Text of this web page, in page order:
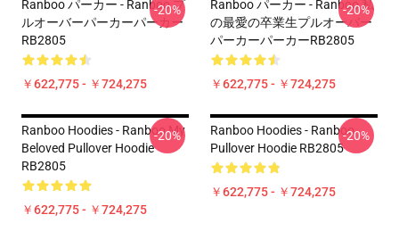
Ranboo パーカー - Ranboo プ
ルオーバーパーカーパーカー
RB2805
￥622,775 - ￥724,275
-20%
Ranboo パーカー - Ranboo 私
の最愛の卒業生プルオーバー
パーカーパーカーRB2805
￥622,775 - ￥724,275
-20%
Ranboo Hoodies - Ranboo My
Beloved Pullover Hoodie
RB2805
￥622,775 - ￥724,275
-20%
Ranboo Hoodies - Ranboo
Pullover Hoodie RB2805
￥622,775 - ￥724,275
-20%